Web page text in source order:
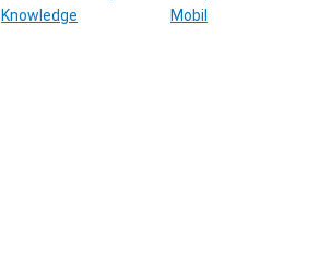
Knowledge
Mobil